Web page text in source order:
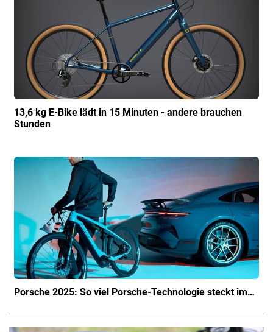
13,6 kg E-Bike lädt in 15 Minuten - andere brauchen
Stunden
Porsche 2025: So viel Porsche-Technologie steckt im…